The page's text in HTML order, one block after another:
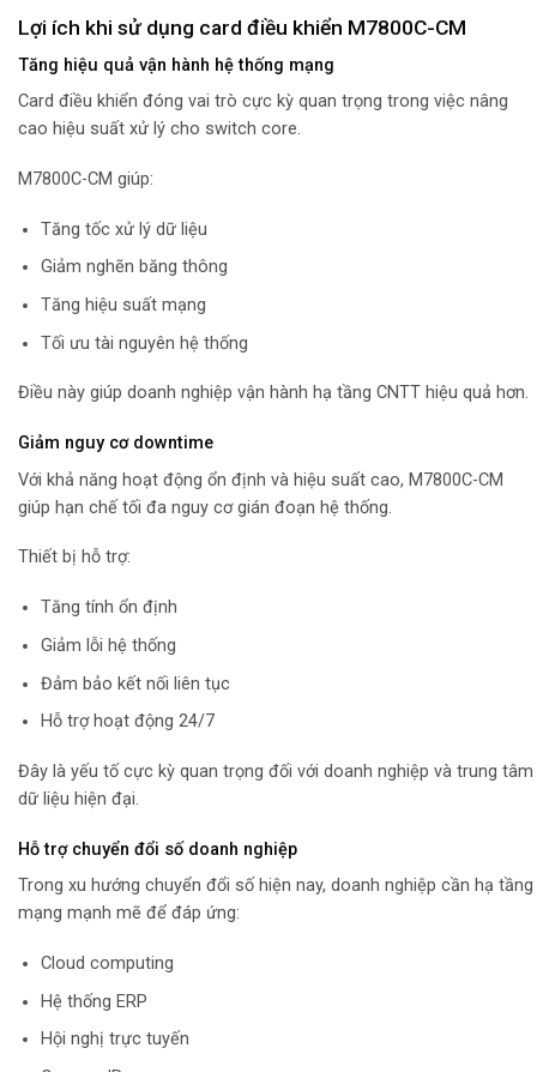
Lợi ích khi sử dụng card điều khiển M7800C-CM
Tăng hiệu quả vận hành hệ thống mạng
Card điều khiển đóng vai trò cực kỳ quan trọng trong việc nâng
cao hiệu suất xử lý cho switch core.
M7800C-CM giúp:
Tăng tốc xử lý dữ liệu
Giảm nghẽn băng thông
Tăng hiệu suất mạng
Tối ưu tài nguyên hệ thống
Điều này giúp doanh nghiệp vận hành hạ tầng CNTT hiệu quả hơn.
Giảm nguy cơ downtime
Với khả năng hoạt động ổn định và hiệu suất cao, M7800C-CM
giúp hạn chế tối đa nguy cơ gián đoạn hệ thống.
Thiết bị hỗ trợ:
Tăng tính ổn định
Giảm lỗi hệ thống
Đảm bảo kết nối liên tục
Hỗ trợ hoạt động 24/7
Đây là yếu tố cực kỳ quan trọng đối với doanh nghiệp và trung tâm
dữ liệu hiện đại.
Hỗ trợ chuyển đổi số doanh nghiệp
Trong xu hướng chuyển đổi số hiện nay, doanh nghiệp cần hạ tầng
mạng mạnh mẽ để đáp ứng:
Cloud computing
Hệ thống ERP
Hội nghị trực tuyến